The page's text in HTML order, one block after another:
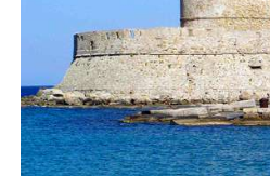
Ruta: 2 noches (ampliables) en Rodas
Régimen: A elección del cliente
Hoteles: Elegir entre 3* , 4* y 5*